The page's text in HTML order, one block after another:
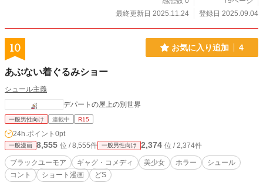
最終更新日 2025.11.24
登録日 2025.09.04
10 お気に入り追加 4
あぶない着ぐるみショー
シュール主義
デパートの屋上の別世界
一般男性向け 連載中 R15
24h.ポイント 0pt
一般漫画 8,555 位 / 8,555件 一般男性向け 2,374 位 / 2,374件
ブラックユーモア ギャグ・コメディ 美少女 ホラー
シュール
コント
ショート漫画 どS